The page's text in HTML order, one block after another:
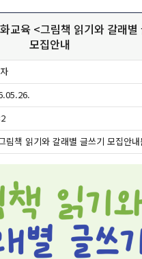
교육 <그림책 읽기와 갈래별
모집안내
림책 읽기와 갈래별 글쓰기 모집안